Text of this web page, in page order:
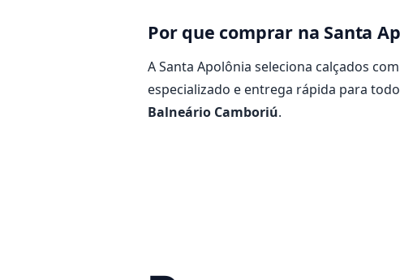
Por que comprar na Santa
A Santa Apolônia seleciona calçados
especializado e entrega rápida para
Balneário Camboriú.